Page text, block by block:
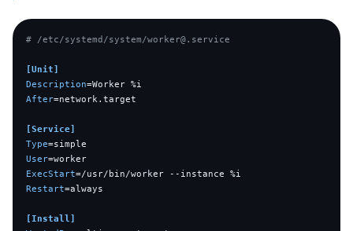
# /etc/systemd/system/worker@.service
[Unit]
Description
After=network.target
[Service]
Type
User
ExecStart
Restart=always
[Install]